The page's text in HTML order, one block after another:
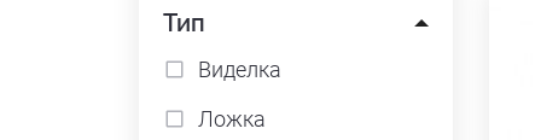
Тип
Виделка
Ложка